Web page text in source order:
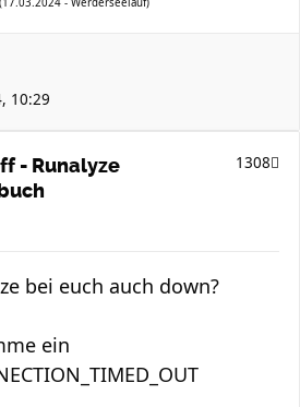
- Werderseelauf)
10:29
- Runalyze
1308
bei euch auch down?
ein